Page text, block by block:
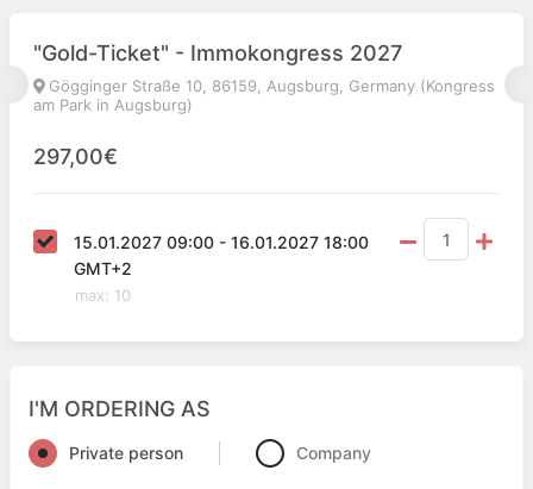
"Gold-Ticket" - Immokongress 2027
Gögginger Straße 10, 86159, Augsburg, Germany (Kongress
am Park in Augsburg)
297,00€
15.01.2027 09:00 - 16.01.2027 18:00
GMT+2
max: 10
I'M ORDERING AS
Private person Company